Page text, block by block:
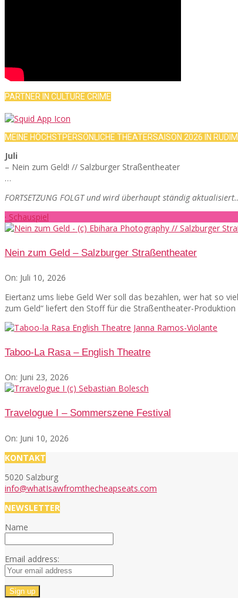
PARTNER IN CULTURE CRIME
MEINE HÖCHSTPERSÖNLICHE THEATERSAISON 2026 IN
Juli
– Nein zum Geld! // Salzburger Straßentheater
…
FORTSETZUNG FOLGT und wird überhaupt ständig
· Schauspiel
Nein zum Geld – Salzburger Straßentheater
On: Juli 10, 2026
Eiertanz ums liebe Geld Wer soll das bezahlen, wer hat so
zum Geld“ liefert den Stoff für die Straßentheater-
Taboo-La Rasa – English Theatre
On: Juni 23, 2026
Travelogue I – Sommerszene Festival
On: Juni 10, 2026
KONTAKT
5020 Salzburg
info@whatIsawfromthecheapseats.com
NEWSLETTER
Name
Email address: